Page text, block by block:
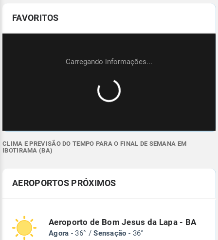
FAVORITOS
CLIMA E PREVISÃO DO TEMPO PARA O FINAL DE SEMANA EM
IBOTIRAMA (BA)
AEROPORTOS PRÓXIMOS
Aeroporto de Bom Jesus da Lapa - BA
Agora - 36° /Sensação - 36°